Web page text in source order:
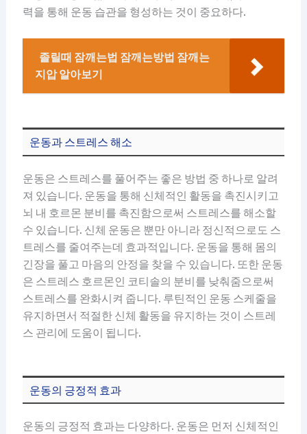
력을 통해 운동 습관을 형성하는 것이 중요하다.
졸릴때 잠깨는법 잠깨는방법 잠깨는
지압 알아보기
운동과 스트레스 해소
운동은 스트레스를 풀어주는 좋은 방법 중 하나로 알려
져 있습니다. 운동을 통해 신체적인 활동을 촉진시키고
뇌 내 호르몬 분비를 촉진함으로써 스트레스를 해소할
수 있습니다. 신체 운동은 뿐만 아니라 정신적으로도 스
트레스를 줄여주는데 효과적입니다. 운동을 통해 몸의
긴장을 풀고 마음의 안정을 찾을 수 있습니다. 또한 운동
은 스트레스 호르몬인 코티솔의 분비를 낮춰줌으로써
스트레스를 완화시켜 줍니다. 루틴적인 운동 스케줄을
유지하면서 적절한 신체 활동을 유지하는 것이 스트레
스 관리에 도움이 됩니다.
운동의 긍정적 효과
운동의 긍정적 효과는 다양하다. 운동은 먼저 신체적인